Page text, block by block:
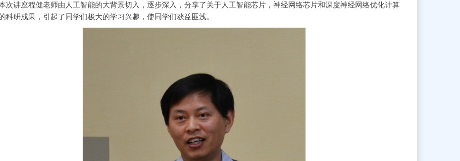
讲座程健老师由人工智能的大背景切入，逐步深入，分享了关于人工智能芯片，神经网络芯片和深度神经网络优化计算
科研成果，引起了同学们极大的学习兴趣，使同学们获益匪浅。